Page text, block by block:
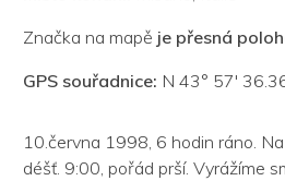
Značka na mapě je přesná
GPS souřadnice: N 43° 57'
10.června 1998, 6 hodin ráno.
déšť. 9:00, pořád prší. Vyrážíme